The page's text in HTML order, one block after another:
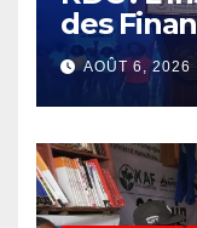
des
un
finances
AOÛT 6, 2026